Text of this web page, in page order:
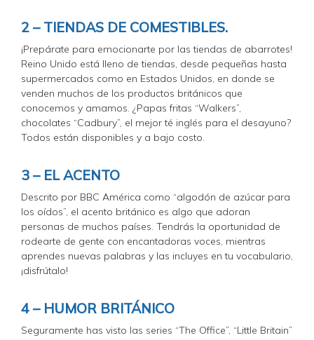
2 – TIENDAS DE COMESTIBLES.
¡Prepárate para emocionarte por las tiendas de abarrotes!
Reino Unido está lleno de tiendas, desde pequeñas hasta
supermercados como en Estados Unidos, en donde se
venden muchos de los productos británicos que
conocemos y amamos. ¿Papas fritas “Walkers”,
chocolates “Cadbury”, el mejor té inglés para el desayuno?
Todos están disponibles y a bajo costo.
3 – EL ACENTO
Descrito por BBC América como “algodón de azúcar para
los oídos”, el acento británico es algo que adoran
personas de muchos países. Tendrás la oportunidad de
rodearte de gente con encantadoras voces, mientras
aprendes nuevas palabras y las incluyes en tu vocabulario,
¡disfrútalo!
4 – HUMOR BRITÁNICO
Seguramente has visto las series “The Office”, “Little Britain”